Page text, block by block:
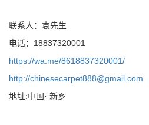
联系人：袁先生
电话：18837320001
https://wa.me/8618837320001/
http://chinesecarpet888@gmail.com
地址:中国· 新乡